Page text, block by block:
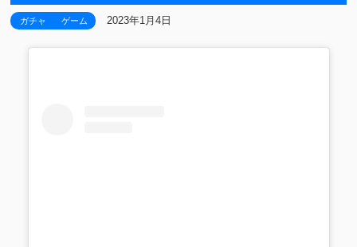
ガチャ ゲーム 2023年1月4日